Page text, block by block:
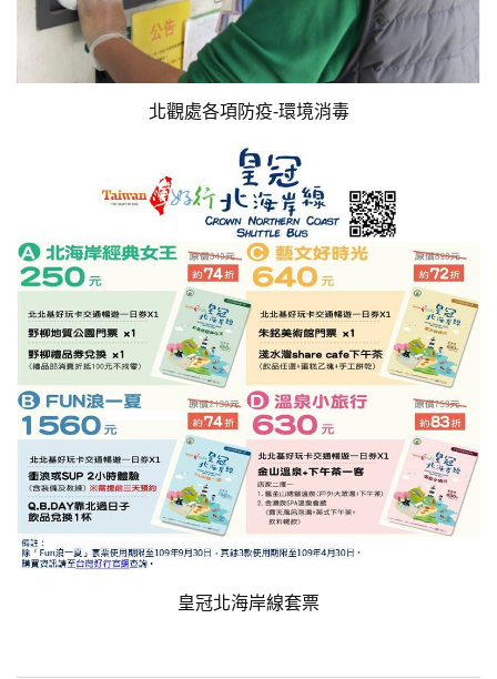
北觀處各項防疫-環境消毒
皇冠北海岸線套票